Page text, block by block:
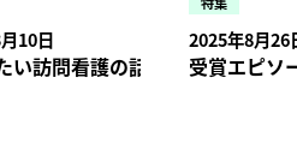
ミングとは
れませんか？」と相談された
10日
い訪問看護の話 受賞エピソー
2025年8月26
受賞エピソ